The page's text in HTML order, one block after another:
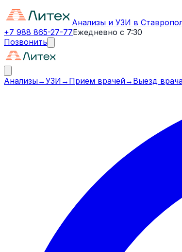
Анализы и УЗИ в
+7 988 865-27-77Ежедневно с 7:30
Позвонить
Анализы→УЗИ → Прием врачей→ Выезд